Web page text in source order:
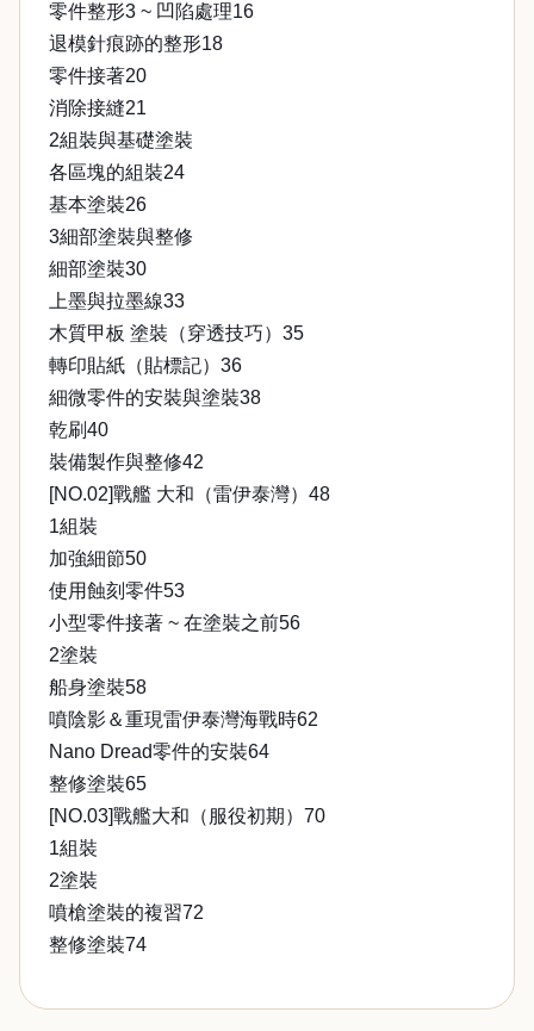
零件整形3 ~ 凹陷處理16
退模針痕跡的整形18
零件接著20
消除接縫21
2組裝與基礎塗裝
各區塊的組裝24
基本塗裝26
3細部塗裝與整修
細部塗裝30
上墨與拉墨線33
木質甲板 塗裝（穿透技巧）35
轉印貼紙（貼標記）36
細微零件的安裝與塗裝38
乾刷40
裝備製作與整修42
[NO.02]戰艦 大和（雷伊泰灣）48
1組裝
加強細節50
使用蝕刻零件53
小型零件接著 ~ 在塗裝之前56
2塗裝
船身塗裝58
噴陰影＆重現雷伊泰灣海戰時62
Nano Dread零件的安裝64
整修塗裝65
[NO.03]戰艦大和（服役初期）70
1組裝
2塗裝
噴槍塗裝的複習72
整修塗裝74